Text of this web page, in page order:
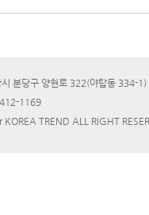
분당구 양현로 322(야탑동 334-
1169
TREND ALL RIGHT